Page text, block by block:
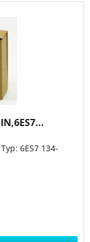
6ES7 134-